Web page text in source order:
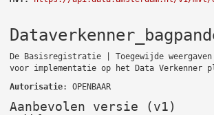
De Basisregistratie | Toegewijde
voor implementatie op het Data Verkenner
Autorisatie: OPENBAAR
Aanbevolen versie (v1)